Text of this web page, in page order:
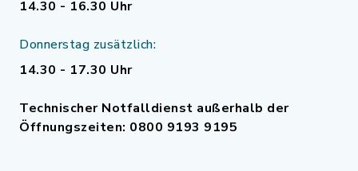
14.30 - 16.30 Uhr
Donnerstag zusätzlich:
14.30 - 17.30 Uhr
Technischer Notfalldienst außerhalb der
Öffnungszeiten: 0800 9193 9195